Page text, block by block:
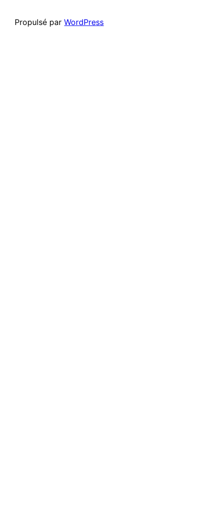
Propulsé parWordPress